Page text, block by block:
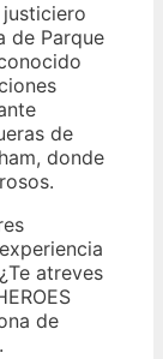
de Parque
de
donde
atreves
de